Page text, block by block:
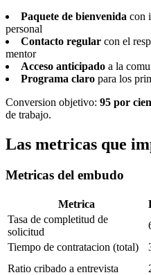
Paquete de bienvenida con
personal
Contacto regular con el
mentor
Acceso anticipado a la
Programa claro para los
Conversion objetivo: 95 por
de trabajo.
Las metricas que
Metricas del embudo
Metrica
Tasa de completitud de
solicitud
Tiempo de contratacion (total)
Ratio cribado a entrevista